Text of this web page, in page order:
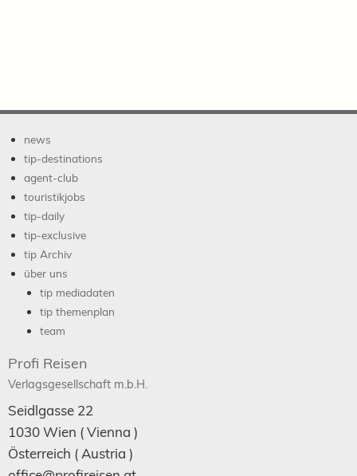
news
tip-destinations
agent-club
touristikjobs
tip-daily
tip-exclusive
tip Archiv
über uns
tip mediadaten
tip themenplan
team
Profi Reisen
Verlagsgesellschaft m.b.H.
Seidlgasse 22
1030Wien ( Vienna )
Österreich ( Austria )